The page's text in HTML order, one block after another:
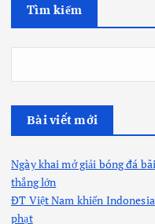
Tìm kiếm
Bài viết mới
Ngày khai mở giải bóng đá
thắng lớn
ĐT Việt Nam khiến Indonesia
phạt